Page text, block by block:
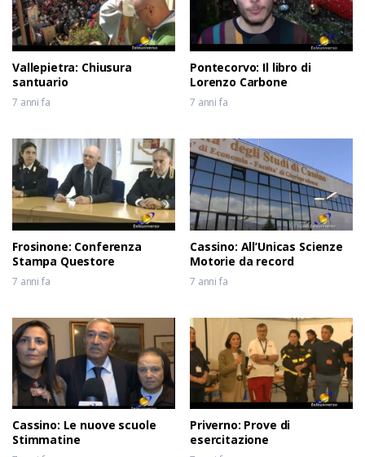
Vallepietra: Chiusura
santuario
7 anni fa
Pontecorvo: Il libro di
Lorenzo Carbone
7 anni fa
Frosinone: Conferenza
Stampa Questore
7 anni fa
Cassino: All’Unicas Scienze
Motorie da record
7 anni fa
Cassino: Le nuove scuole
Stimmatine
Priverno: Prove di
esercitazione